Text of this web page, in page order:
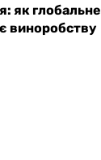
як глобальне
виноробству